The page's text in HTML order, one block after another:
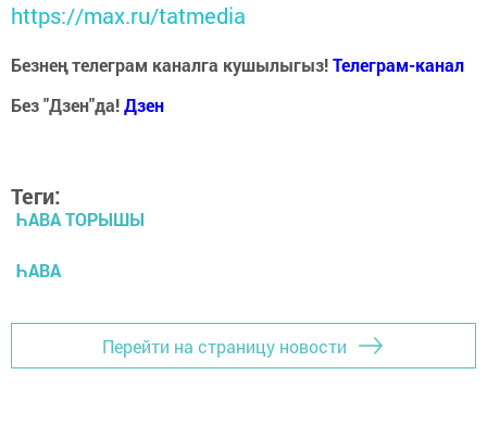
https://max.ru/tatmedia
Безнең телеграм каналга кушылыгыз!Телеграм-канал
Без "Дзен"да!Дзен
Теги:
ҺАВА ТОРЫШЫ
ҺАВА
Перейти на страницу новости